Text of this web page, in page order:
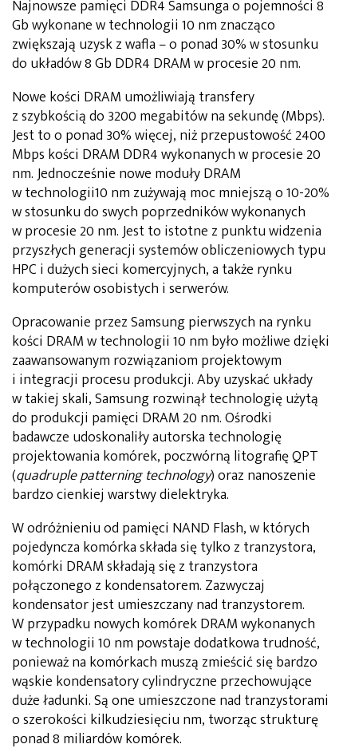
Najnowsze pamięci DDR4 Samsunga o pojemności 8
Gb wykonane w technologii 10 nm znacząco
zwiększają uzysk z wafla – o ponad 30% w stosunku
do układów 8 Gb DDR4 DRAM w procesie 20 nm.
Nowe kości DRAM umożliwiają transfery
z szybkością do 3200 megabitów na sekundę (Mbps).
Jest to o ponad 30% więcej, niż przepustowość 2400
Mbps kości DRAM DDR4 wykonanych w procesie 20
nm. Jednocześnie nowe moduły DRAM
w technologii10 nm zużywają moc mniejszą o 10-20%
w stosunku do swych poprzedników wykonanych
w procesie 20 nm. Jest to istotne z punktu widzenia
przyszłych generacji systemów obliczeniowych typu
HPC i dużych sieci komercyjnych, a także rynku
komputerów osobistych i serwerów.
Opracowanie przez Samsung pierwszych na rynku
kości DRAM w technologii 10 nm było możliwe dzięki
zaawansowanym rozwiązaniom projektowym
i integracji procesu produkcji. Aby uzyskać układy
w takiej skali, Samsung rozwinął technologię użytą
do produkcji pamięci DRAM 20 nm. Ośrodki
badawcze udoskonaliły autorska technologię
projektowania komórek, poczwórną litografię QPT
(quadruple patterning technology) oraz nanoszenie
bardzo cienkiej warstwy dielektryka.
W odróżnieniu od pamięci NAND Flash, w których
pojedyncza komórka składa się tylko z tranzystora,
komórki DRAM składają się z tranzystora
połączonego z kondensatorem. Zazwyczaj
kondensator jest umieszczany nad tranzystorem.
W przypadku nowych komórek DRAM wykonanych
w technologii 10 nm powstaje dodatkowa trudność,
ponieważ na komórkach muszą zmieścić się bardzo
wąskie kondensatory cylindryczne przechowujące
duże ładunki. Są one umieszczone nad tranzystorami
o szerokości kilkudziesięciu nm, tworząc strukturę
ponad 8 miliardów komórek.